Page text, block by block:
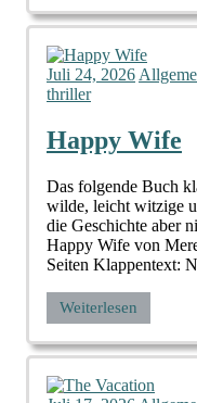
Juli 24, 2026
thriller
Happy Wife
Das folgende Buch
wilde, leicht witzige
die Geschichte aber
Happy Wife von
Seiten Klappentext:
Weiterlesen